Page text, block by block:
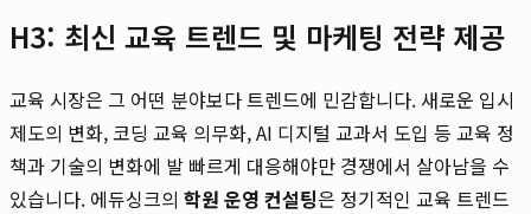
H3: 최신 교육 트렌드 및 마케팅 전략 제공
교육 시장은 그 어떤 분야보다 트렌드에 민감합니다. 새로운 입시
제도의 변화, 코딩 교육 의무화, AI 디지털 교과서 도입 등 교육 정
책과 기술의 변화에 발 빠르게 대응해야만 경쟁에서 살아남을 수
있습니다. 에듀싱크의 학원 운영 컨설팅은 정기적인 교육 트렌드